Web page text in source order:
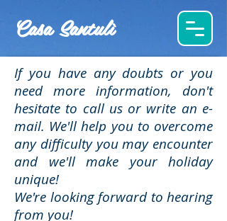
Casa Santulì
If you have any doubts or you
need more information, don't
hesitate to call us or write an e-
mail. We'll help you to overcome
any difficulty you may encounter
and we'll make your holiday
unique!
We're looking forward to hearing
from you!